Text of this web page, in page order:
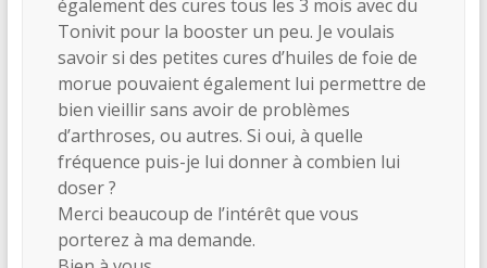
également des cures tous les 3 mois avec du
Tonivit pour la booster un peu. Je voulais
savoir si des petites cures d’huiles de foie de
morue pouvaient également lui permettre de
bien vieillir sans avoir de problèmes
d’arthroses, ou autres. Si oui, à quelle
fréquence puis-je lui donner à combien lui
doser ?
Merci beaucoup de l’intérêt que vous
porterez à ma demande.